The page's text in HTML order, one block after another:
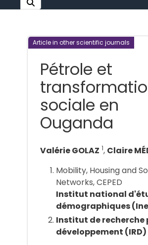
Article in other scientific journals
Pétrole et
sociale en
Ouganda
Valérie GOLAZ 1, Claire
Mobility, Housing and
Networks, CEPED
Institut national
démographiques
Institut de recherche
développement (IRD)